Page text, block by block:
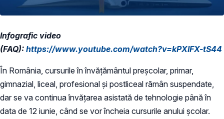
Infografic video
(FAQ): https://www.youtube.com/watch?v=kPXIFX-tS44
În România, cursurile în învățământul preșcolar, primar,
gimnazial, liceal, profesional și postliceal rămân suspendate,
dar se va continua învățarea asistată de tehnologie până în
data de 12 iunie, când se vor încheia cursurile anului școlar.